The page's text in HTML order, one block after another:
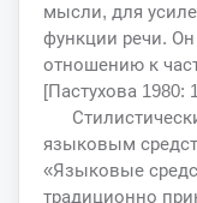
мысли, для
функции речи.
отношению к
[Пастухова 1980:
языковым
«Языковые
традиционно